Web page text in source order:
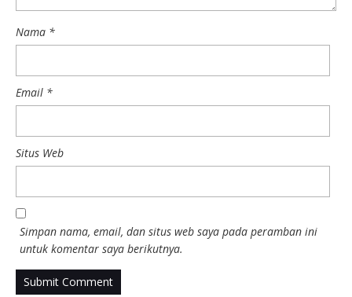
Nama *
Email *
Situs Web
Simpan nama, email, dan situs web saya pada peramban ini
untuk komentar saya berikutnya.